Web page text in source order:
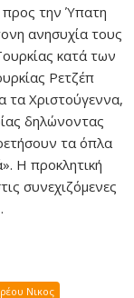
την Ύπατη
ανησυχία τους
κατά των
Ρετζέπ
τα Χριστούγεννα,
δηλώνοντας
τα όπλα
Η προκλητική
συνεχιζόμενες
Νικος